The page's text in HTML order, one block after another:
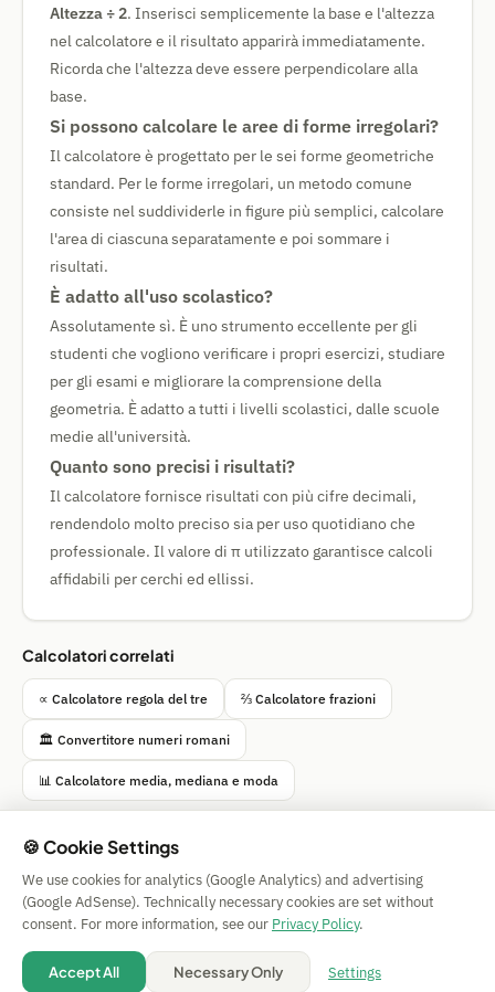
Altezza ÷ 2. Inserisci semplicemente la base e l'altezza
nel calcolatore e il risultato apparirà immediatamente.
Ricorda che l'altezza deve essere perpendicolare alla
base.
Si possono calcolare le aree di forme irregolari?
Il calcolatore è progettato per le sei forme geometriche
standard. Per le forme irregolari, un metodo comune
consiste nel suddividerle in figure più semplici, calcolare
l'area di ciascuna separatamente e poi sommare i
risultati.
È adatto all'uso scolastico?
Assolutamente sì. È uno strumento eccellente per gli
studenti che vogliono verificare i propri esercizi, studiare
per gli esami e migliorare la comprensione della
geometria. È adatto a tutti i livelli scolastici, dalle scuole
medie all'università.
Quanto sono precisi i risultati?
Il calcolatore fornisce risultati con più cifre decimali,
rendendolo molto preciso sia per uso quotidiano che
professionale. Il valore di π utilizzato garantisce calcoli
affidabili per cerchi ed ellissi.
Calcolatori correlati
∝ Calcolatore regola del tre ⅔ Calcolatore frazioni
🏛️ Convertitore numeri romani
📊 Calcolatore media, mediana e moda
Simple Calculator
Impressum
| Privacy | Terms |
🍪 Cookies
💡 Suggest a calculator
🍪 Cookie Settings
We use cookies for analytics (Google Analytics) and advertising
(Google AdSense). Technically necessary cookies are set without
consent. For more information, see our Privacy Policy.
Accept All Necessary Only Settings